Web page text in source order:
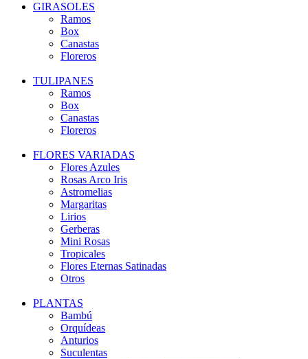
GIRASOLES
Ramos
Box
Canastas
Floreros
TULIPANES
Ramos
Box
Canastas
Floreros
FLORES VARIADAS
Flores Azules
Rosas Arco Iris
Astromelias
Margaritas
Lirios
Gerberas
Mini Rosas
Tropicales
Flores Eternas Satinadas
Otros
PLANTAS
Bambú
Orquídeas
Anturios
Suculentas